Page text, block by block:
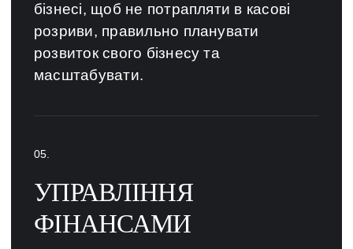
бізнесі, щоб не потрапляти в касові
розриви, правильно планувати
розвиток свого бізнесу та
масштабувати.
УПРАВЛІННЯ
ФІНАНСАМИ